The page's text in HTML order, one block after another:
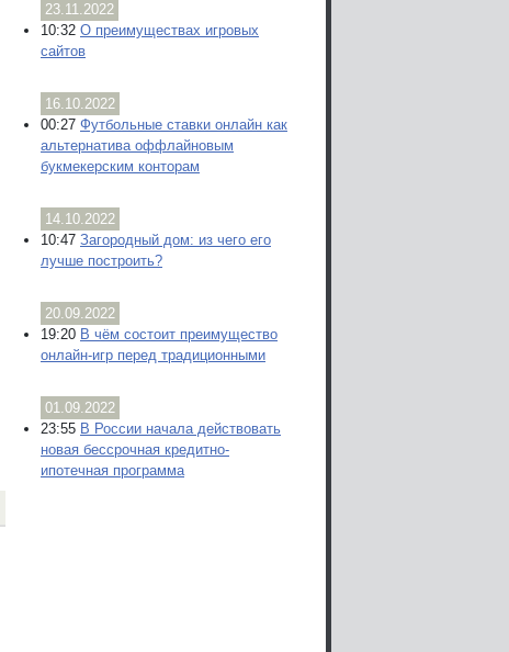
23.11.2022
10:32 О преимуществах игровых
сайтов
16.10.2022
00:27 Футбольные ставки онлайн как
альтернатива оффлайновым
букмекерским конторам
14.10.2022
10:47 Загородный дом: из чего его
лучше построить?
20.09.2022
19:20 В чём состоит преимущество
онлайн-игр перед традиционными
01.09.2022
23:55 В России начала действовать
новая бессрочная кредитно-
ипотечная программа